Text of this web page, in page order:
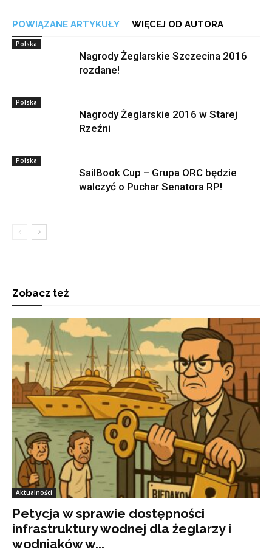
POWIĄZANE ARTYKUŁY WIĘCEJ OD AUTORA
Polska
Nagrody Żeglarskie Szczecina 2016
rozdane!
Polska
Nagrody Żeglarskie 2016 w Starej
Rzeźni
Polska
SailBook Cup – Grupa ORC będzie
walczyć o Puchar Senatora RP!
Zobacz też
Aktualności
Petycja w sprawie dostępności
infrastruktury wodnej dla żeglarzy i
wodniaków w...